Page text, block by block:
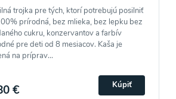
trojka pre tých, ktorí potrebujú posilniť
prírodná, bez mlieka, bez lepku bez
cukru, konzervantov a farbív
pre deti od 8 mesiacov. Kaša je
na príprav...
€ Kúpiť